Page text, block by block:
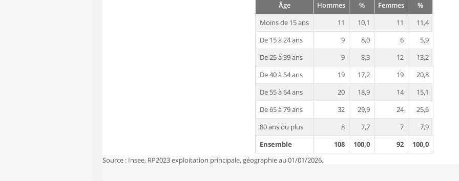
Âge Hommes % Femmes
%
Moins de 15 ans
11 10,1 11
11,4
De 15 à 24 ans
9 8,0 6
5,9
De 25 à 39 ans
9 8,3 12
13,2
De 40 à 54 ans
19 17,2 19
20,8
De 55 à 64 ans
20 18,9 14
15,1
De 65 à 79 ans
32 29,9 24
25,6
80 ans ou plus
8 7,7 7
7,9
Ensemble
108 100,0 92
100,0
Source : Insee, RP2023 exploitation principale, géographie au 01/01/2026.